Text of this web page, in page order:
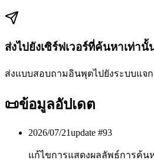
ส่งไปยังเซิร์ฟเวอร์ที่ค้นหาเท่านั้
ส่งแบบสอบถามอินพุตไปยังระบบแจก
📜ข้อมูลอัปเดต
2026/07/21update #93
แก้ไขการแสดงผลลัพธ์การค้น